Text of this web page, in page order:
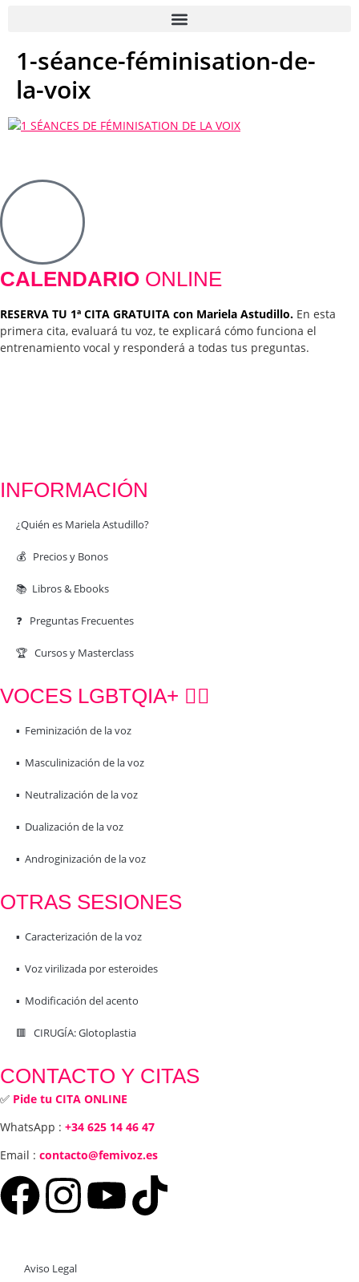
1-séance-féminisation-de-
la-voix
CALENDARIO ONLINE
RESERVA TU 1ª CITA GRATUITA con Mariela Astudillo. En esta
primera cita, evaluará tu voz, te explicará cómo funciona el
entrenamiento vocal y responderá a todas tus preguntas.
INFORMACIÓN
¿Quién es Mariela Astudillo?
💰 Precios y Bonos
📚 Libros & Ebooks
❓ Preguntas Frecuentes
🏆 Cursos y Masterclass
VOCES LGBTQIA+ 🏳️‍🌈
▪️ Feminización de la voz
▪️ Masculinización de la voz
▪️ Neutralización de la voz
▪️ Dualización de la voz
▪️ Androginización de la voz
OTRAS SESIONES
▪️ Caracterización de la voz
▪️ Voz virilizada por esteroides
▪️ Modificación del acento
🟥 CIRUGÍA: Glotoplastia
CONTACTO Y CITAS
✅ Pide tu CITA ONLINE
WhatsApp : +34 625 14 46 47
Email : contacto@femivoz.es
Aviso Legal